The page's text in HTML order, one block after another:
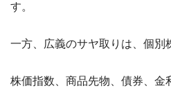
す。
一方、広義のサヤ取りは、個別
株価指数、商品先物、債券、金